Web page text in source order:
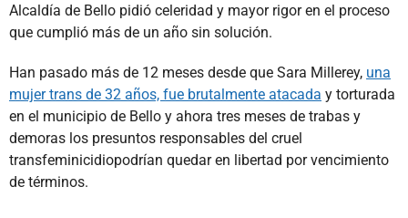
Alcaldía de Bello pidió celeridad y mayor rigor en el proceso
que cumplió más de un año sin solución.
Han pasado más de 12 meses desde que Sara Millerey, una
mujer trans de 32 años, fue brutalmente atacada y torturada
en el municipio de Bello y ahora tres meses de trabas y
demoras los presuntos responsables del cruel
transfeminicidiopodrían quedar en libertad por vencimiento
de términos.